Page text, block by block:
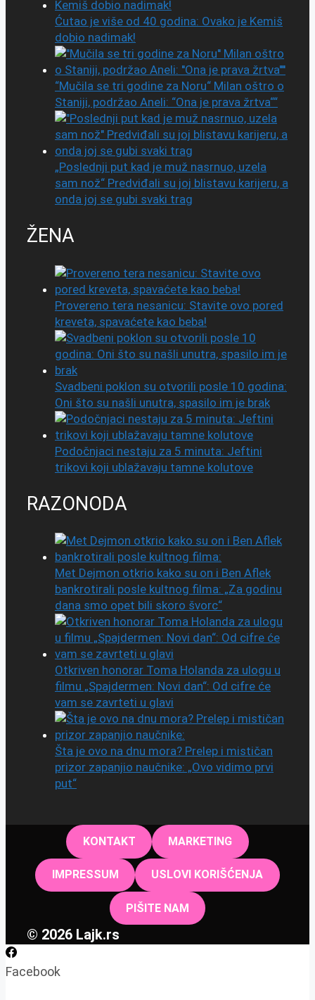
Ćutao je više od 40 godina: Ovako je Kemiš
dobio nadimak!
“Mučila se tri godine za Noru“ Milan oštro o
Staniji, podržao Aneli: “Ona je prava žrtva““
„Poslednji put kad je muž nasrnuo, uzela
sam nož“ Predviđali su joj blistavu karijeru, a
onda joj se gubi svaki trag
ŽENA
Provereno tera nesanicu: Stavite ovo pored
kreveta, spavaćete kao beba!
Svadbeni poklon su otvorili posle 10 godina:
Oni što su našli unutra, spasilo im je brak
Podočnjaci nestaju za 5 minuta: Jeftini
trikovi koji ublažavaju tamne kolutove
RAZONODA
Met Dejmon otkrio kako su on i Ben Aflek
bankrotirali posle kultnog filma: „Za godinu
dana smo opet bili skoro švorc“
Otkriven honorar Toma Holanda za ulogu u
filmu „Spajdermen: Novi dan“: Od cifre će
vam se zavrteti u glavi
Šta je ovo na dnu mora? Prelep i mističan
prizor zapanjio naučnike: „Ovo vidimo prvi
put“
KONTAKT MARKETING
IMPRESSUM USLOVI KORIŠĆENJA
PIŠITE NAM
© 2026 Lajk.rs
Facebook